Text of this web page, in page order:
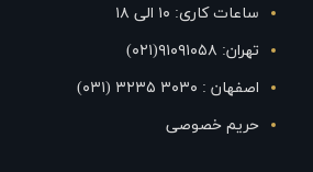
ساعات کاری: ۱۰ الی ۱۸
تهران: ۹۱۰۹۱۰۵۸(۰۲۱)
اصفهان : ۳۰۳۰ ۳۲۳۵ (۰۳۱)
حریم خصوصی